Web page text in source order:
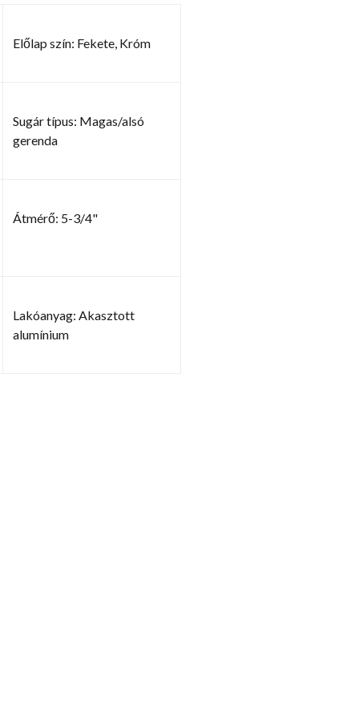
Előlap szín: Fekete, Króm
Sugár típus: Magas/alsó
gerenda
Átmérő: 5-3/4"
Lakóanyag: Akasztott
alumínium